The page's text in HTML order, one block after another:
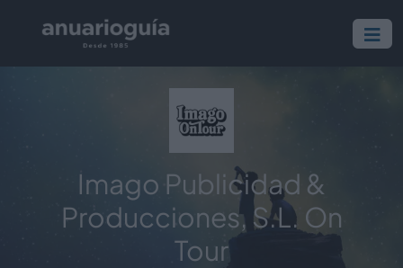
Imago Publicidad &
Producciones, S.L. On
Tour